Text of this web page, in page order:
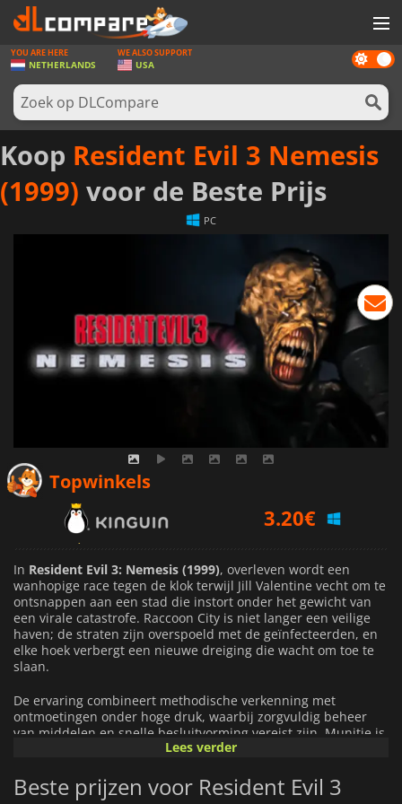
SPELLEN
GAME CARDS
SOFTWARE
REWARDS
NIEUWS
Dark
mode
YOU ARE HERE
NETHERLANDS
WE ALSO SUPPORT
USA
Koop Resident Evil 3 Nemesis
(1999) voor de Beste Prijs
PC
Topwinkels
3.66€
4.79€
In Resident Evil 3: Nemesis (1999), overleven wordt een
wanhopige race tegen de klok terwijl Jill Valentine vecht om te
ontsnappen aan een stad die instort onder het gewicht van
een virale catastrofe. Raccoon City is niet langer een veilige
haven; de straten zijn overspoeld met de geïnfecteerden, en
elke hoek verbergt een nieuwe dreiging die wacht om toe te
slaan.
De ervaring combineert methodische verkenning met
ontmoetingen onder hoge druk, waarbij zorgvuldig beheer
van middelen en snelle besluitvorming vereist zijn. Munitie is
beperkt, puzzels blokkeren je pad, en elke ontmoeting dwingt
visuele stijl van het spel, die vooraf gerenderde omgevingen
combineert met 3D-personages, versterkt de drukkende en
Lees verder
Beste prijzen voor Resident Evil 3